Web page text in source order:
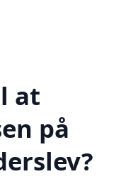
at
på